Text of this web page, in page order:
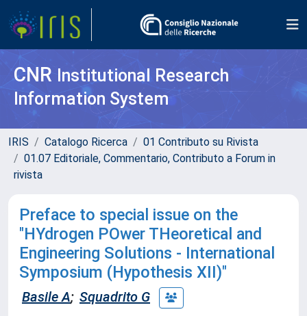
CNR Institutional Research
Information System
IRIS Catalogo Ricerca
01 Contributo su Rivista
01.07 Editoriale, Commentario, Contributo a Forum in
rivista
Preface to special issue on the
"HYdrogen POwer THeoretical and
Engineering Solutions - International
Symposium (Hypothesis XII)"
Basile A; Squadrito G